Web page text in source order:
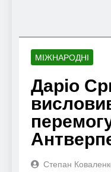
МІЖНАРОДНІ
Даріо
Степан